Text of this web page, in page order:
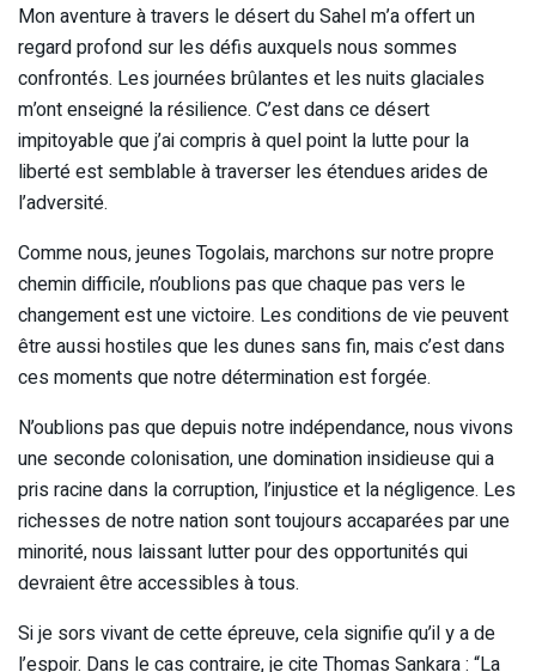
Mon aventure à travers le désert du Sahel m’a offert un
regard profond sur les défis auxquels nous sommes
confrontés. Les journées brûlantes et les nuits glaciales
m’ont enseigné la résilience. C’est dans ce désert
impitoyable que j’ai compris à quel point la lutte pour la
liberté est semblable à traverser les étendues arides de
l’adversité.
Comme nous, jeunes Togolais, marchons sur notre propre
chemin difficile, n’oublions pas que chaque pas vers le
changement est une victoire. Les conditions de vie peuvent
être aussi hostiles que les dunes sans fin, mais c’est dans
ces moments que notre détermination est forgée.
N’oublions pas que depuis notre indépendance, nous vivons
une seconde colonisation, une domination insidieuse qui a
pris racine dans la corruption, l’injustice et la négligence. Les
richesses de notre nation sont toujours accaparées par une
minorité, nous laissant lutter pour des opportunités qui
devraient être accessibles à tous.
Si je sors vivant de cette épreuve, cela signifie qu’il y a de
l’espoir. Dans le cas contraire, je cite Thomas Sankara : “La